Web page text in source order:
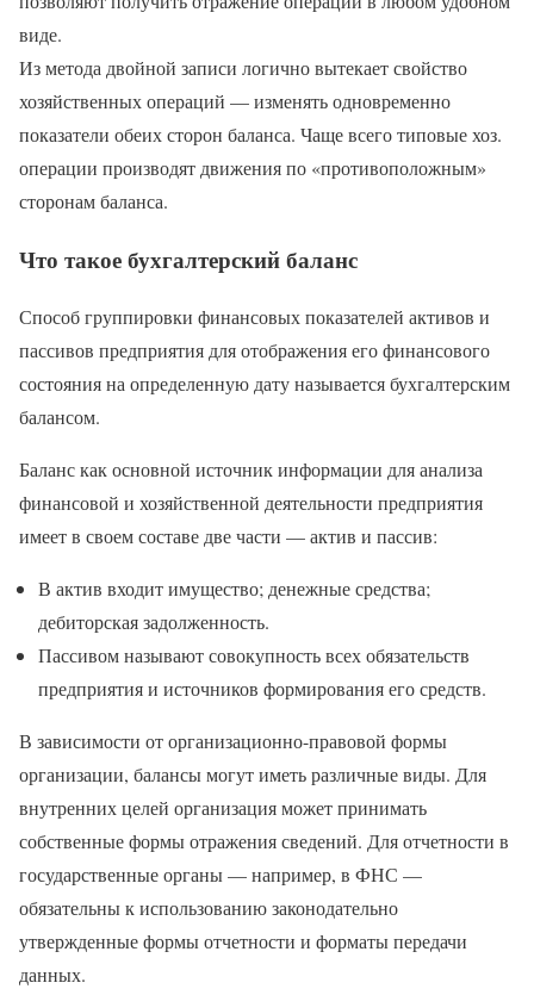
виде.
Из метода двойной записи логично вытекает свойство
хозяйственных операций — изменять одновременно
показатели обеих сторон баланса. Чаще всего типовые хоз.
операции производят движения по «противоположным»
сторонам баланса.
Что такое бухгалтерский баланс
Способ группировки финансовых показателей активов и
пассивов предприятия для отображения его финансового
состояния на определенную дату называется бухгалтерским
балансом.
Баланс как основной источник информации для анализа
финансовой и хозяйственной деятельности предприятия
имеет в своем составе две части — актив и пассив:
В актив входит имущество; денежные средства;
дебиторская задолженность.
Пассивом называют совокупность всех обязательств
предприятия и источников формирования его средств.
В зависимости от организационно-правовой формы
организации, балансы могут иметь различные виды. Для
внутренних целей организация может принимать
собственные формы отражения сведений. Для отчетности в
государственные органы — например, в ФНС —
обязательны к использованию законодательно
утвержденные формы отчетности и форматы передачи
данных.